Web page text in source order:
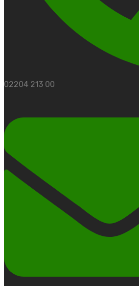
02204 213 00